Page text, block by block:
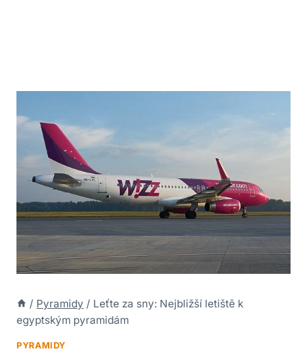
/ Pyramidy / Leťte za sny: Nejbližší letiště k
egyptským pyramidám
PYRAMIDY